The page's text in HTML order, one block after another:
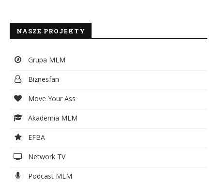
NASZE PROJEKTY
Grupa MLM
Biznesfan
Move Your Ass
Akademia MLM
EFBA
Network TV
Podcast MLM